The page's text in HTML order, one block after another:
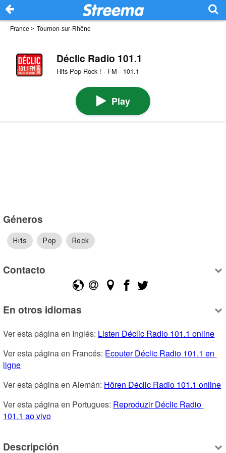
France > Tournon-sur-Rhône
Déclic Radio 101.1
Hits Pop-Rock ! · FM · 101.1
Play
Géneros
Hits Pop Rock
Contacto
En otros idiomas
Ver esta página en Inglés: Listen Déclic Radio 101.1 online
Ver esta página en Francés: Ecouter Déclic Radio 101.1 en
ligne
Ver esta página en Alemán: Hören Déclic Radio 101.1 online
Ver esta página en Portugues: Reproduzir Déclic Radio
101.1 ao vivo
Descripción